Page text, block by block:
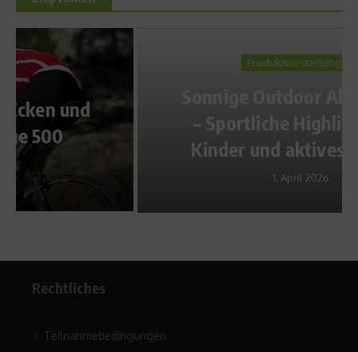
Sonnige Outdoor Aktivitäten
– Sportliche Highlights für
Kinder und aktives Spielen
Rechtliches
Teilnahmebedingungen